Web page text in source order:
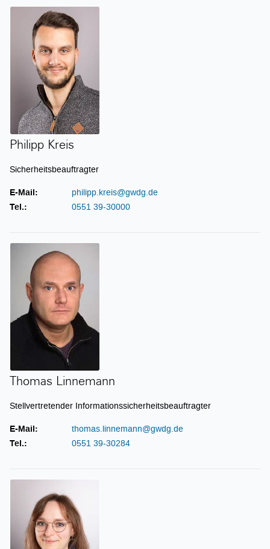
Philipp Kreis
Sicherheitsbeauftragter
E-Mail:
philipp.kreis@gwdg.de
Tel.:
0551 39-30000
Thomas Linnemann
Stellvertretender Informationssicherheitsbeauftragter
E-Mail:
thomas.linnemann@gwdg.de
Tel.:
0551 39-30284